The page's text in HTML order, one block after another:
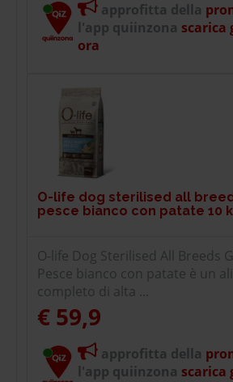
approfitta della
l'app quiinzona scarica
ora
O-life dog sterilised all
pesce bianco con patate 10
O-life Dog Sterilised All Breeds
Pesce bianco con patate è un
completo di alta ...
€ 59,9
approfitta della
l'app quiinzona scarica